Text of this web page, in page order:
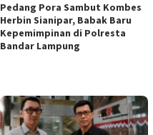
Pedang Pora Sambut Kombes
Herbin Sianipar, Babak Baru
Kepemimpinan di Polresta
Bandar Lampung